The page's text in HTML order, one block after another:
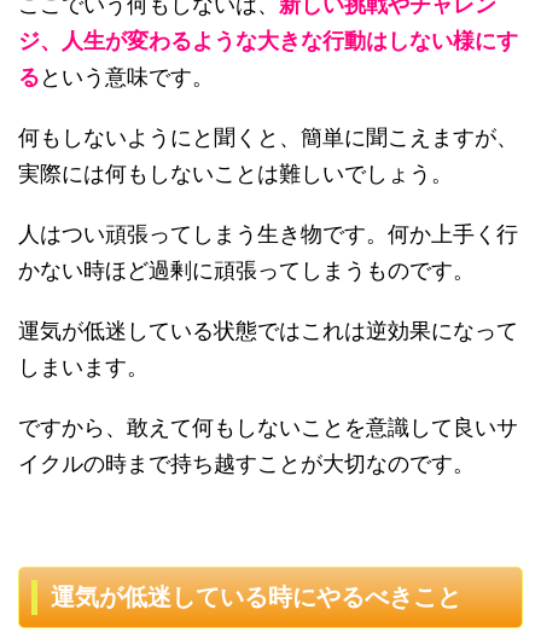
ジ、人生が変わるような大きな行動はしない様にす
るという意味です。
何もしないようにと聞くと、簡単に聞こえますが、
実際には何もしないことは難しいでしょう。
人はつい頑張ってしまう生き物です。何か上手く行
かない時ほど過剰に頑張ってしまうものです。
運気が低迷している状態ではこれは逆効果になって
しまいます。
ですから、敢えて何もしないことを意識して良いサ
イクルの時まで持ち越すことが大切なのです。
運気が低迷している時にやるべきこと